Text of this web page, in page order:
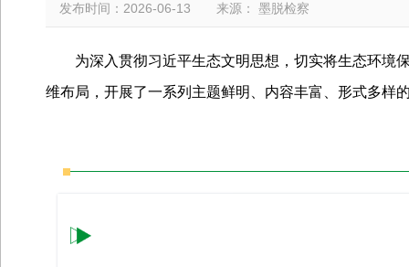
发布时间：2026-06-13 来源： 墨脱检察
为深入贯彻习近平生态文明思想，切实将生态环境
维布局，开展了一系列主题鲜明、内容丰富、形式多样